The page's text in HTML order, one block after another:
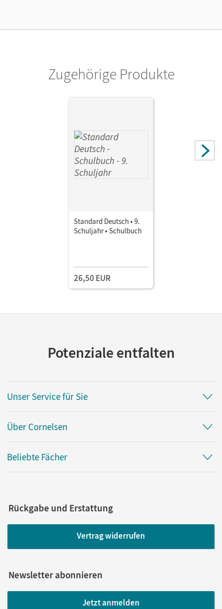
Zugehörige Produkte
Standard Deutsch • 9.
Schuljahr • Schulbuch
26,50 EUR
Potenziale entfalten
Unser Service für Sie
Über Cornelsen
Beliebte Fächer
Rückgabe und Erstattung
Vertrag widerrufen
Newsletter abonnieren
Jetzt anmelden